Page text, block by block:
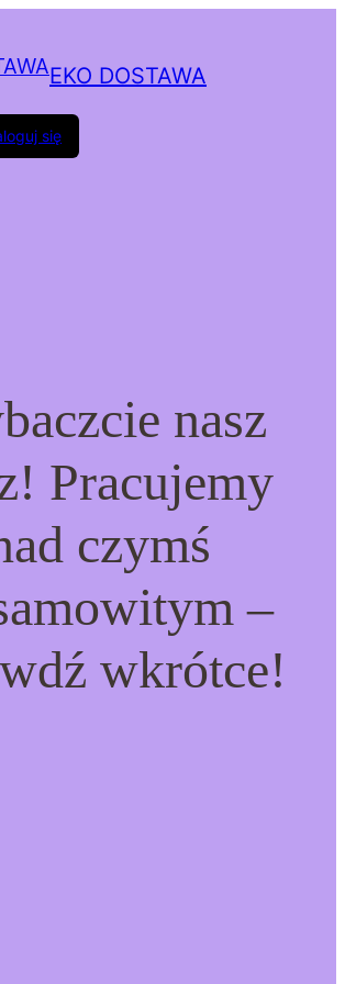
EKO DOSTAWA
się
nasz
Pracujemy
czymś
–
wkrótce!